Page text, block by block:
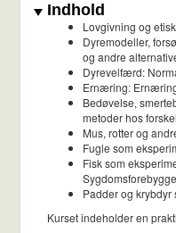
Indhold
Lovgivning og
Dyremodeller,
og andre
Dyrevelfærd:
Ernæring:
Bedøvelse,
metoder hos
Mus, rotter og
Fugle som
Fisk som
Padder og
Kurset indeholder en